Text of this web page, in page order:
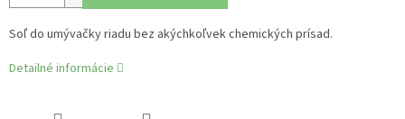
Soľ do umývačky riadu bez akýchkoľvek chemických prísad.
Detailné informácie